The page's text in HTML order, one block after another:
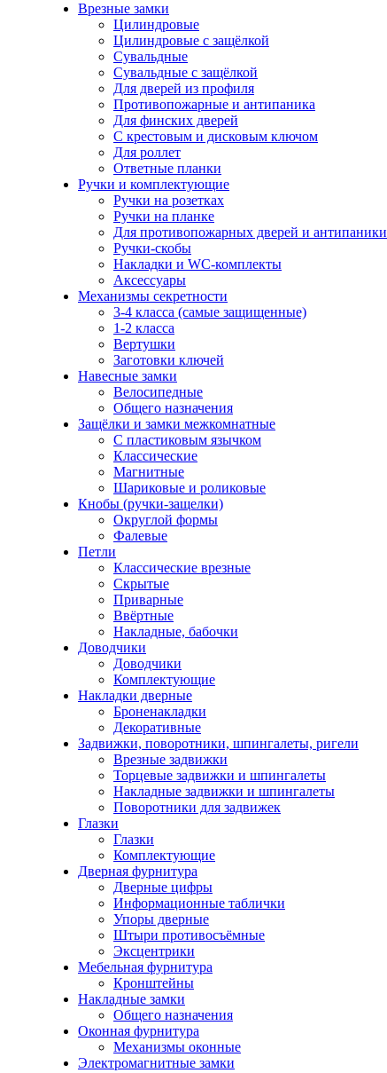
Врезные замки
Цилиндровые
Цилиндровые с защёлкой
Сувальдные
Сувальдные с защёлкой
Для дверей из профиля
Противопожарные и антипаника
Для финских дверей
С крестовым и дисковым ключом
Для роллет
Ответные планки
Ручки и комплектующие
Ручки на розетках
Ручки на планке
Для противопожарных дверей и антипаники
Ручки-скобы
Накладки и WC-комплекты
Аксессуары
Механизмы секретности
3-4 класса (самые защищенные)
1-2 класса
Вертушки
Заготовки ключей
Навесные замки
Велосипедные
Общего назначения
Защёлки и замки межкомнатные
С пластиковым язычком
Классические
Магнитные
Шариковые и роликовые
Кнобы (ручки-защелки)
Округлой формы
Фалевые
Петли
Классические врезные
Скрытые
Приварные
Ввёртные
Накладные, бабочки
Доводчики
Доводчики
Комплектующие
Накладки дверные
Броненакладки
Декоративные
Задвижки, поворотники, шпингалеты, ригели
Врезные задвижки
Торцевые задвижки и шпингалеты
Накладные задвижки и шпингалеты
Поворотники для задвижек
Глазки
Глазки
Комплектующие
Дверная фурнитура
Дверные цифры
Информационные таблички
Упоры дверные
Штыри противосъёмные
Эксцентрики
Мебельная фурнитура
Кронштейны
Накладные замки
Общего назначения
Оконная фурнитура
Механизмы оконные
Электромагнитные замки